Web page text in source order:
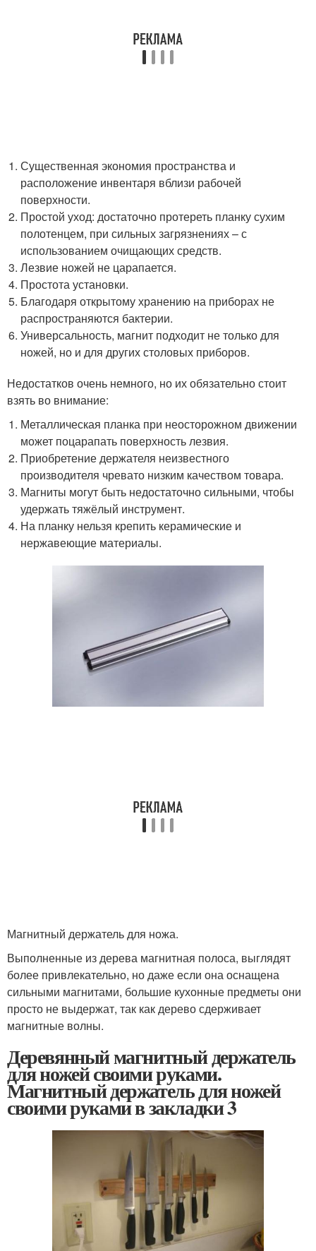
Существенная экономия пространства и
расположение инвентаря вблизи рабочей
поверхности.
Простой уход: достаточно протереть планку сухим
полотенцем, при сильных загрязнениях – с
использованием очищающих средств.
Лезвие ножей не царапается.
Простота установки.
Благодаря открытому хранению на приборах не
распространяются бактерии.
Универсальность, магнит подходит не только для
ножей, но и для других столовых приборов.
Недостатков очень немного, но их обязательно стоит
взять во внимание:
Металлическая планка при неосторожном движении
может поцарапать поверхность лезвия.
Приобретение держателя неизвестного
производителя чревато низким качеством товара.
Магниты могут быть недостаточно сильными, чтобы
удержать тяжёлый инструмент.
На планку нельзя крепить керамические и
нержавеющие материалы.
Магнитный держатель для ножа.
Выполненные из дерева магнитная полоса, выглядят
более привлекательно, но даже если она оснащена
сильными магнитами, большие кухонные предметы они
просто не выдержат, так как дерево сдерживает
магнитные волны.
Деревянный магнитный держатель
для ножей своими руками.
Магнитный держатель для ножей
своими руками в закладки 3